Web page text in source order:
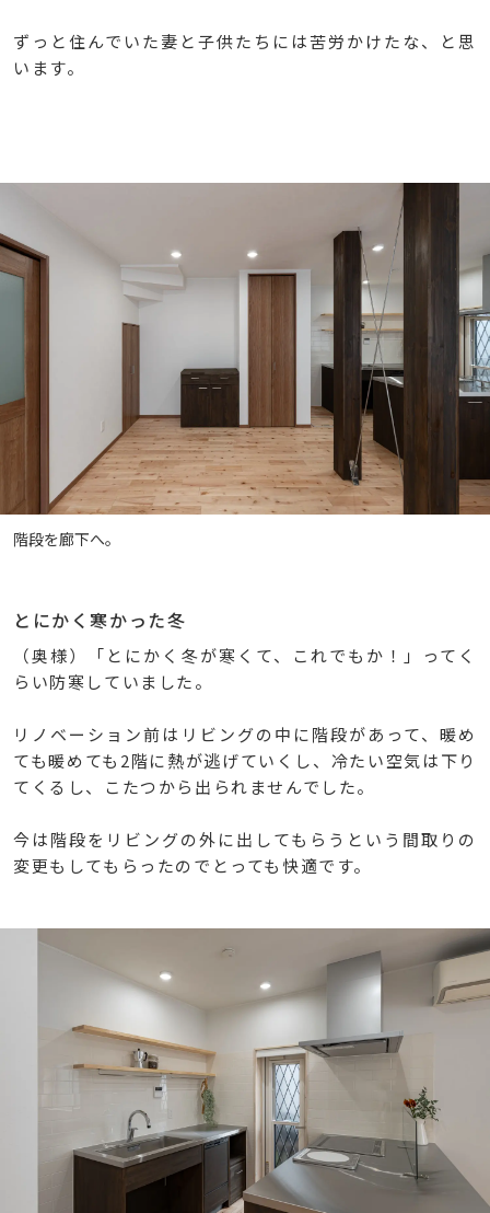
ずっと住んでいた妻と子供たちには苦労かけたな、と思
います。
階段を廊下へ。
とにかく寒かった冬
（奥様）「とにかく冬が寒くて、これでもか！」ってく
らい防寒していました。
リノベーション前はリビングの中に階段があって、暖め
ても暖めても2階に熱が逃げていくし、冷たい空気は下り
てくるし、こたつから出られませんでした。
今は階段をリビングの外に出してもらうという間取りの
変更もしてもらったのでとっても快適です。